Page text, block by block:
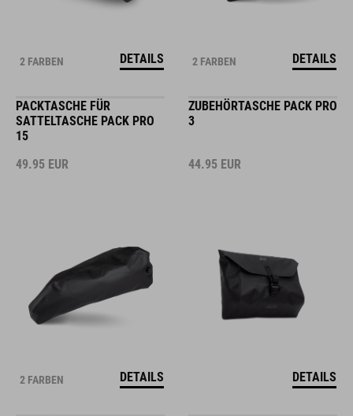
2 FARBEN DETAILS 2 FARBEN DETAILS
PACKTASCHE FÜR
SATTELTASCHE PACK PRO
15
49.95 EUR
2 FARBEN DETAILS
ZUBEHÖRTASCHE PACK PRO
3
44.95 EUR
DETAILS